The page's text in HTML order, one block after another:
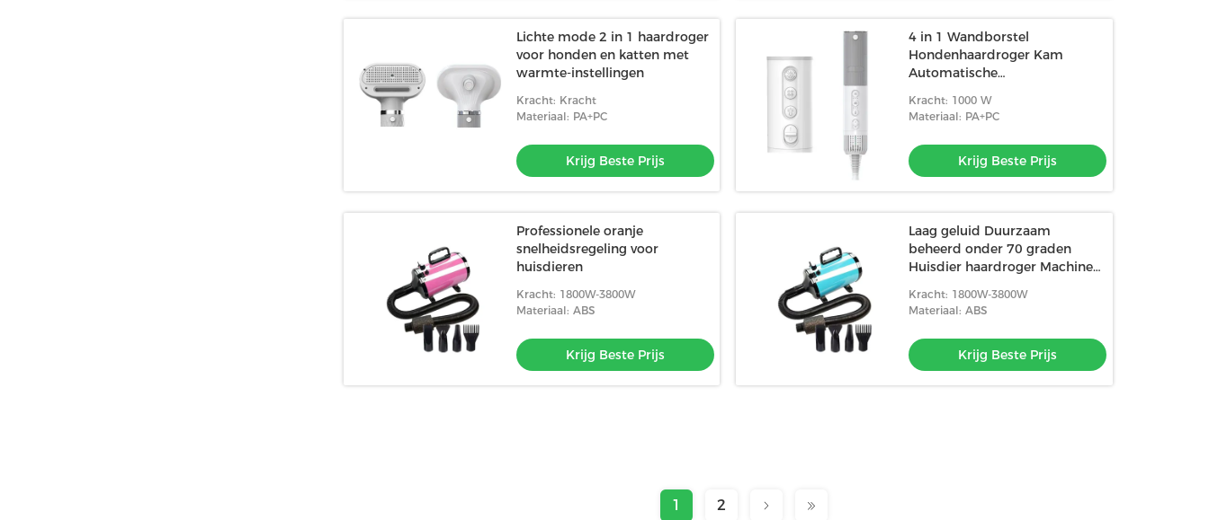
Lichte mode 2 in 1 haardroger
voor honden en katten met
warmte-instellingen
Kracht: Kracht
Materiaal: PA+PC
Krijg Beste Prijs
4 in 1 Wandborstel
Hondenhaardroger Kam
Automatische
Kracht: 1000 W
Materiaal: PA+PC
Krijg Beste Prijs
Professionele oranje
snelheidsregeling voor
huisdieren
Kracht: 1800W-3800W
Materiaal: ABS
Krijg Beste Prijs
Laag geluid Duurzaam
beheerd onder 70 graden
Huisdier haardroger Machine
Kracht: 1800W-3800W
Materiaal: ABS
Krijg Beste Prijs
1 2